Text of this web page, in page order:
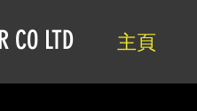
主頁
CO LTD